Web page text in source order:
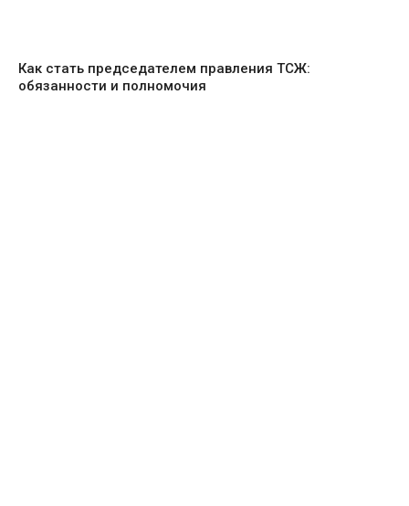
Как стать председателем правления ТСЖ:
обязанности и полномочия